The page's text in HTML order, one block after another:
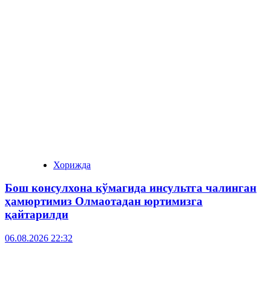
Хорижда
Бош консулхона кўмагида инсультга чалинган
ҳамюртимиз Олмаотадан юртимизга
қайтарилди
06.08.2026 22:32